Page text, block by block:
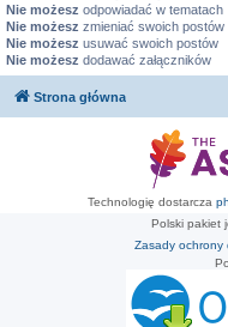
Nie możesz odpowiadać w tematach
Nie możesz zmieniać swoich postów
Nie możesz usuwać swoich postów
Nie możesz dodawać załączników
Strona główna
Technologię dostarcza
Polski pakiet
Zasady ochrony